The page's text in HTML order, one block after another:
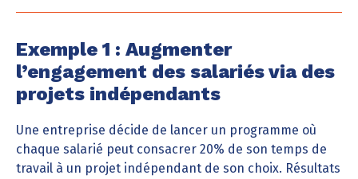
Exemple 1 : Augmenter
l’engagement des salariés via des
projets indépendants
Une entreprise décide de lancer un programme où
chaque salarié peut consacrer 20% de son temps de
travail à un projet indépendant de son choix. Résultats